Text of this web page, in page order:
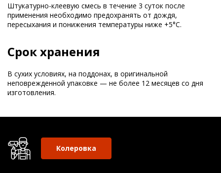
Штукатурно-клеевую смесь в течение 3 суток после
применения необходимо предохранять от дождя,
пересыхания и понижения температуры ниже +5°C.
Срок хранения
В сухих условиях, на поддонах, в оригинальной
неповрежденной упаковке — не более 12 месяцев со дня
изготовления.
Колеровка